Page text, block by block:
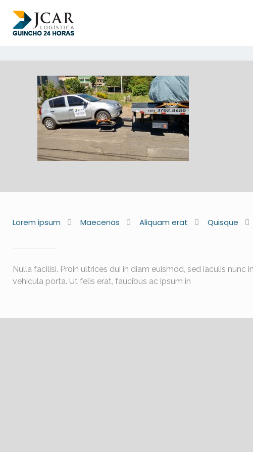
Lorem ipsum Maecenas Aliquam erat Quisque
Nulla facilisi. Proin ultrices dui in diam euismod, sed iaculis nunc
vehicula porta. Ut felis erat, faucibus ac ipsum in